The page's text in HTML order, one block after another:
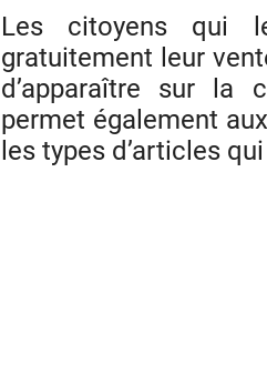
Les citoyens qui
gratuitement leur
d’apparaître sur la
permet également
les types d’articles